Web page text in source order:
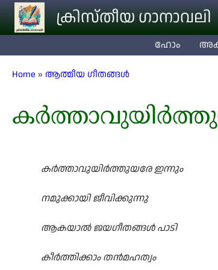
Skip to main contentക്രിസ്തീയ ഗാനാവലി
ഹോം
Breadcrumb
Home ആത്മീയ ഗീതങ്ങൾ
കർത്താവുയിർത്തുയരേ ഇന്നും
നമുക്കായി ജീവിക്കുന്നു
ആകയാൽ ജയഗീതങ്ങൾ പാടി
കീർത്തിക്കാം തൻമഹത്വം